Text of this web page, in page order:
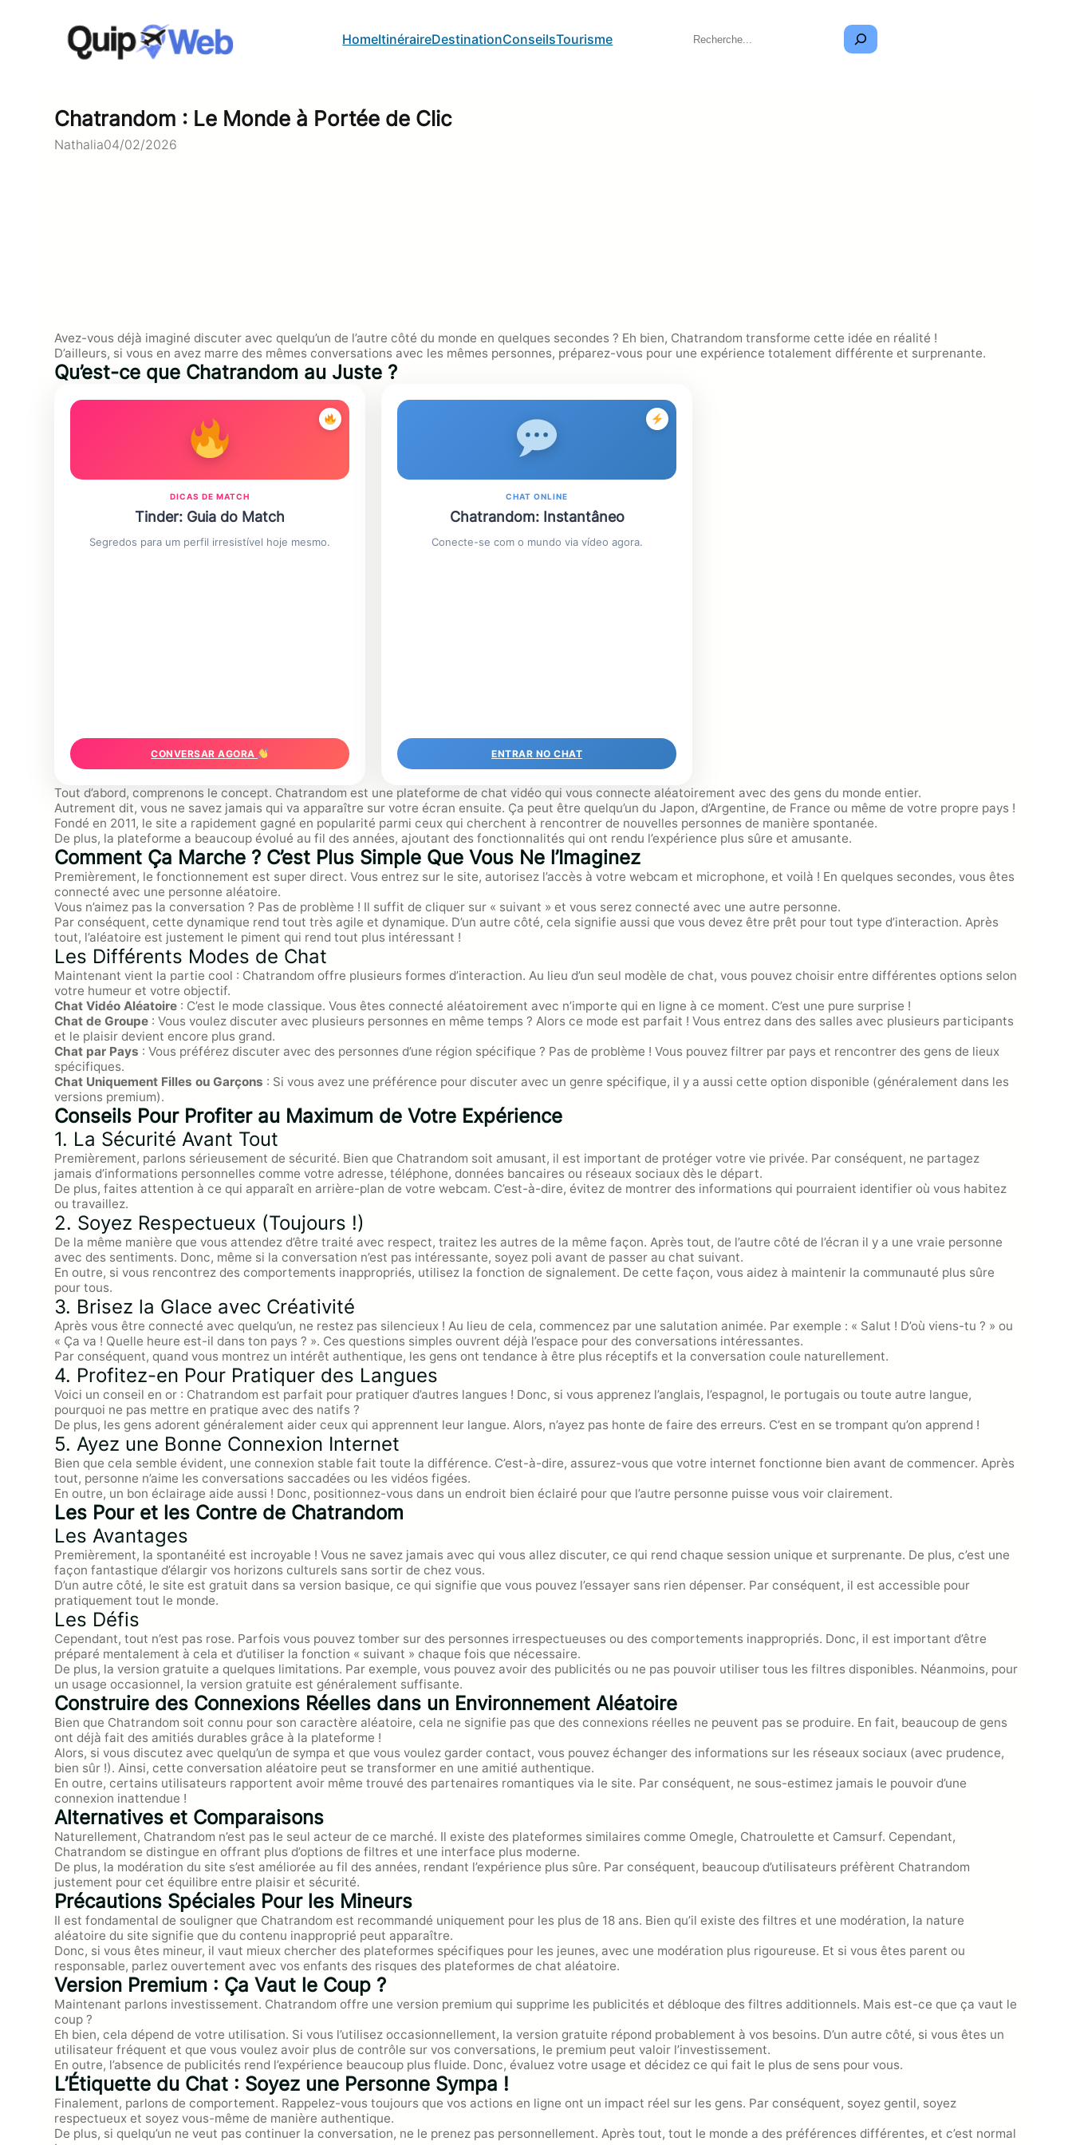
contenu
HomeItinéraireDestinationConseilsTourisme
Chatrandom : Le Monde à Portée de Clic
Nathalia04/02/2026
Avez-vous déjà imaginé discuter avec quelqu’un de l’autre côté du monde en quelques secondes ? Eh bien, Chatrandom transforme cette idée en réalité !
D’ailleurs, si vous en avez marre des mêmes conversations avec les mêmes personnes, préparez-vous pour une expérience totalement différente et surprenante.
Qu’est-ce que Chatrandom au Juste ?
DICAS DE MATCH
Tinder: Guia do Match
Segredos para um perfil irresistível hoje mesmo.
CONVERSAR AGORA
CHAT ONLINE
Chatrandom: Instantâneo
Conecte-se com o mundo via vídeo agora.
ENTRAR NO CHAT
Tout d’abord, comprenons le concept. Chatrandom est une plateforme de chat vidéo qui vous connecte aléatoirement avec des gens du monde entier.
Autrement dit, vous ne savez jamais qui va apparaître sur votre écran ensuite. Ça peut être quelqu’un du Japon, d’Argentine, de France ou même de votre propre pays !
Fondé en 2011, le site a rapidement gagné en popularité parmi ceux qui cherchent à rencontrer de nouvelles personnes de manière spontanée.
De plus, la plateforme a beaucoup évolué au fil des années, ajoutant des fonctionnalités qui ont rendu l’expérience plus sûre et amusante.
Comment Ça Marche ? C’est Plus Simple Que Vous Ne l’Imaginez
Premièrement, le fonctionnement est super direct. Vous entrez sur le site, autorisez l’accès à votre webcam et microphone, et voilà ! En quelques secondes, vous êtes
connecté avec une personne aléatoire.
Vous n’aimez pas la conversation ? Pas de problème ! Il suffit de cliquer sur « suivant » et vous serez connecté avec une autre personne.
Par conséquent, cette dynamique rend tout très agile et dynamique. D’un autre côté, cela signifie aussi que vous devez être prêt pour tout type d’interaction. Après
tout, l’aléatoire est justement le piment qui rend tout plus intéressant !
Les Différents Modes de Chat
Maintenant vient la partie cool : Chatrandom offre plusieurs formes d’interaction. Au lieu d’un seul modèle de chat, vous pouvez choisir entre différentes options selon
votre humeur et votre objectif.
Chat Vidéo Aléatoire : C’est le mode classique. Vous êtes connecté aléatoirement avec n’importe qui en ligne à ce moment. C’est une pure surprise !
Chat de Groupe : Vous voulez discuter avec plusieurs personnes en même temps ? Alors ce mode est parfait ! Vous entrez dans des salles avec plusieurs participants
et le plaisir devient encore plus grand.
Chat par Pays : Vous préférez discuter avec des personnes d’une région spécifique ? Pas de problème ! Vous pouvez filtrer par pays et rencontrer des gens de lieux
spécifiques.
Chat Uniquement Filles ou Garçons : Si vous avez une préférence pour discuter avec un genre spécifique, il y a aussi cette option disponible (généralement dans les
versions premium).
Conseils Pour Profiter au Maximum de Votre Expérience
1. La Sécurité Avant Tout
Premièrement, parlons sérieusement de sécurité. Bien que Chatrandom soit amusant, il est important de protéger votre vie privée. Par conséquent, ne partagez
jamais d’informations personnelles comme votre adresse, téléphone, données bancaires ou réseaux sociaux dès le départ.
De plus, faites attention à ce qui apparaît en arrière-plan de votre webcam. C’est-à-dire, évitez de montrer des informations qui pourraient identifier où vous habitez
ou travaillez.
2. Soyez Respectueux (Toujours !)
De la même manière que vous attendez d’être traité avec respect, traitez les autres de la même façon. Après tout, de l’autre côté de l’écran il y a une vraie personne
avec des sentiments. Donc, même si la conversation n’est pas intéressante, soyez poli avant de passer au chat suivant.
En outre, si vous rencontrez des comportements inappropriés, utilisez la fonction de signalement. De cette façon, vous aidez à maintenir la communauté plus sûre
pour tous.
3. Brisez la Glace avec Créativité
Après vous être connecté avec quelqu’un, ne restez pas silencieux ! Au lieu de cela, commencez par une salutation animée. Par exemple : « Salut ! D’où viens-tu ? » ou
« Ça va ! Quelle heure est-il dans ton pays ? ». Ces questions simples ouvrent déjà l’espace pour des conversations intéressantes.
Par conséquent, quand vous montrez un intérêt authentique, les gens ont tendance à être plus réceptifs et la conversation coule naturellement.
4. Profitez-en Pour Pratiquer des Langues
Voici un conseil en or : Chatrandom est parfait pour pratiquer d’autres langues ! Donc, si vous apprenez l’anglais, l’espagnol, le portugais ou toute autre langue,
pourquoi ne pas mettre en pratique avec des natifs ?
De plus, les gens adorent généralement aider ceux qui apprennent leur langue. Alors, n’ayez pas honte de faire des erreurs. C’est en se trompant qu’on apprend !
5. Ayez une Bonne Connexion Internet
Bien que cela semble évident, une connexion stable fait toute la différence. C’est-à-dire, assurez-vous que votre internet fonctionne bien avant de commencer. Après
tout, personne n’aime les conversations saccadées ou les vidéos figées.
En outre, un bon éclairage aide aussi ! Donc, positionnez-vous dans un endroit bien éclairé pour que l’autre personne puisse vous voir clairement.
Les Pour et les Contre de Chatrandom
Les Avantages
Premièrement, la spontanéité est incroyable ! Vous ne savez jamais avec qui vous allez discuter, ce qui rend chaque session unique et surprenante. De plus, c’est une
façon fantastique d’élargir vos horizons culturels sans sortir de chez vous.
D’un autre côté, le site est gratuit dans sa version basique, ce qui signifie que vous pouvez l’essayer sans rien dépenser. Par conséquent, il est accessible pour
pratiquement tout le monde.
Les Défis
Cependant, tout n’est pas rose. Parfois vous pouvez tomber sur des personnes irrespectueuses ou des comportements inappropriés. Donc, il est important d’être
préparé mentalement à cela et d’utiliser la fonction « suivant » chaque fois que nécessaire.
De plus, la version gratuite a quelques limitations. Par exemple, vous pouvez avoir des publicités ou ne pas pouvoir utiliser tous les filtres disponibles. Néanmoins, pour
un usage occasionnel, la version gratuite est généralement suffisante.
Construire des Connexions Réelles dans un Environnement Aléatoire
Bien que Chatrandom soit connu pour son caractère aléatoire, cela ne signifie pas que des connexions réelles ne peuvent pas se produire. En fait, beaucoup de gens
ont déjà fait des amitiés durables grâce à la plateforme !
Alors, si vous discutez avec quelqu’un de sympa et que vous voulez garder contact, vous pouvez échanger des informations sur les réseaux sociaux (avec prudence,
bien sûr !). Ainsi, cette conversation aléatoire peut se transformer en une amitié authentique.
En outre, certains utilisateurs rapportent avoir même trouvé des partenaires romantiques via le site. Par conséquent, ne sous-estimez jamais le pouvoir d’une
connexion inattendue !
Alternatives et Comparaisons
Naturellement, Chatrandom n’est pas le seul acteur de ce marché. Il existe des plateformes similaires comme Omegle, Chatroulette et Camsurf. Cependant,
Chatrandom se distingue en offrant plus d’options de filtres et une interface plus moderne.
De plus, la modération du site s’est améliorée au fil des années, rendant l’expérience plus sûre. Par conséquent, beaucoup d’utilisateurs préfèrent Chatrandom
justement pour cet équilibre entre plaisir et sécurité.
Précautions Spéciales Pour les Mineurs
Il est fondamental de souligner que Chatrandom est recommandé uniquement pour les plus de 18 ans. Bien qu’il existe des filtres et une modération, la nature
aléatoire du site signifie que du contenu inapproprié peut apparaître.
Donc, si vous êtes mineur, il vaut mieux chercher des plateformes spécifiques pour les jeunes, avec une modération plus rigoureuse. Et si vous êtes parent ou
responsable, parlez ouvertement avec vos enfants des risques des plateformes de chat aléatoire.
Version Premium : Ça Vaut le Coup ?
Maintenant parlons investissement. Chatrandom offre une version premium qui supprime les publicités et débloque des filtres additionnels. Mais est-ce que ça vaut le
coup ?
Eh bien, cela dépend de votre utilisation. Si vous l’utilisez occasionnellement, la version gratuite répond probablement à vos besoins. D’un autre côté, si vous êtes un
utilisateur fréquent et que vous voulez avoir plus de contrôle sur vos conversations, le premium peut valoir l’investissement.
En outre, l’absence de publicités rend l’expérience beaucoup plus fluide. Donc, évaluez votre usage et décidez ce qui fait le plus de sens pour vous.
L’Étiquette du Chat : Soyez une Personne Sympa !
Finalement, parlons de comportement. Rappelez-vous toujours que vos actions en ligne ont un impact réel sur les gens. Par conséquent, soyez gentil, soyez
respectueux et soyez vous-même de manière authentique.
De plus, si quelqu’un ne veut pas continuer la conversation, ne le prenez pas personnellement. Après tout, tout le monde a des préférences différentes, et c’est normal